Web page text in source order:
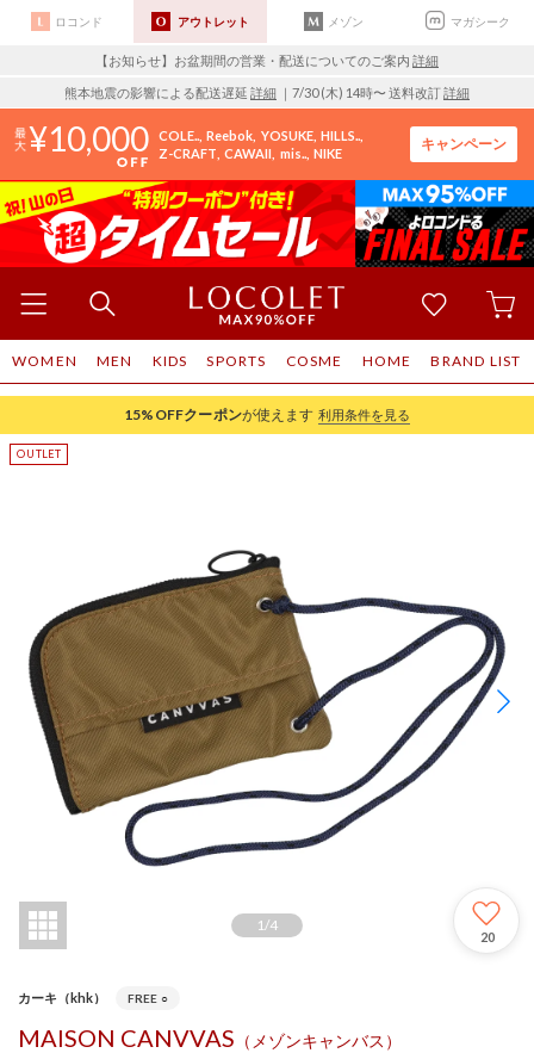
ロコンド アウトレット メゾン マガシーク
【お知らせ】お盆期間の営業・配送についてのご案内 詳細
熊本地震の影響による配送遅延 詳細 ｜7/30 (木) 14時〜 送料改訂詳細
10,000 COLE.. Reebok YOSUKE HILLS..
Z-CRAFT CAWAII mis.. NIKE
キャンペーン
WOMEN MEN KIDS SPORTS COSME HOME BRAND LIST
15%OFFクーポンが使えます 利用条件を見る
1 /4
20
カーキ（khk） FREE ○
MAISON CANVVAS （メゾンキャンバス）